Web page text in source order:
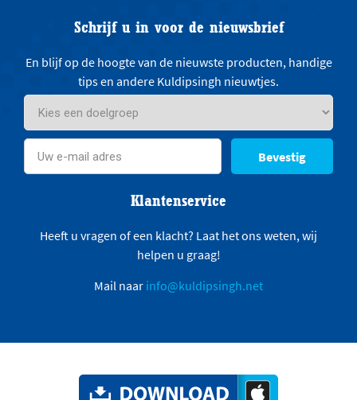
Schrijf u in voor de nieuwsbrief
En blijf op de hoogte van de nieuwste producten, handige
tips en andere Kuldipsingh nieuwtjes.
Bevestig
Klantenservice
Heeft u vragen of een klacht? Laat het ons weten, wij
helpen u graag!
Mail naar info@kuldipsingh.net